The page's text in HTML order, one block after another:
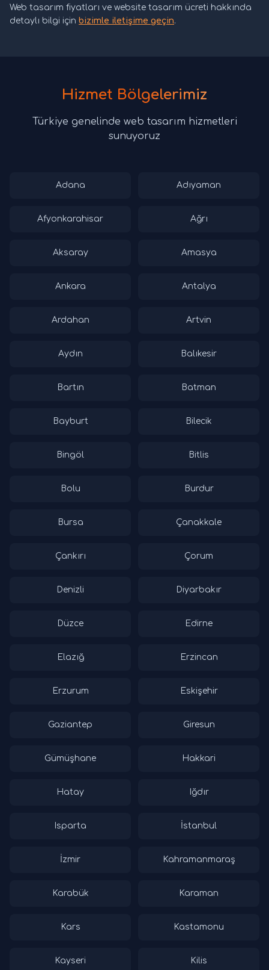
Web tasarım fiyatları ve website tasarım ücreti hakkında
detaylı bilgi için bizimle iletişime geçin.
Hizmet Bölgelerimiz
Türkiye genelinde web tasarım hizmetleri
sunuyoruz
Adana Adıyaman
Afyonkarahisar Ağrı
Aksaray Amasya
Ankara Antalya
Ardahan Artvin
Aydın Balıkesir
Bartın Batman
Bayburt Bilecik
Bingöl Bitlis
Bolu Burdur
Bursa Çanakkale
Çankırı Çorum
Denizli Diyarbakır
Düzce Edirne
Elazığ Erzincan
Erzurum Eskişehir
Gaziantep Giresun
Gümüşhane Hakkari
Hatay Iğdır
Isparta İstanbul
İzmir Kahramanmaraş
Karabük Karaman
Kars Kastamonu
Kayseri Kilis